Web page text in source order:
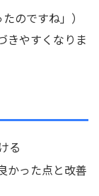
のですね」）
きやすくなりま
る
かった点と改善